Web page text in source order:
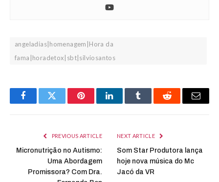
angeladias|homenagem|Hora da
fama|horadetox|sbt|silviosantos
FacebookTwitter PinterestLinkedInTumblr Reddit Email
PREVIOUS ARTICLE
Micronutrição no Autismo:
Uma Abordagem
Promissora? Com Dra.
NEXT ARTICLE
Som Star Produtora lança
hoje nova música do Mc
Jacó da VR